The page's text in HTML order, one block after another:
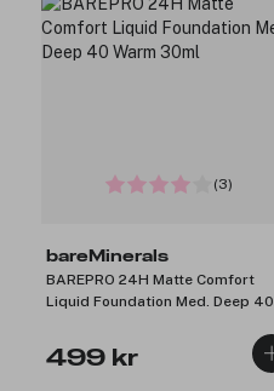
(3)
bareMinerals
BAREPRO 24H Matte Comfort
Liquid Foundation Med. Deep 40
499 kr